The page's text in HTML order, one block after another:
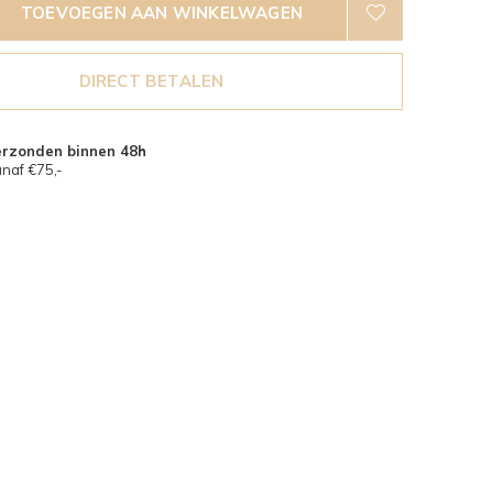
TOEVOEGEN AAN WINKELWAGEN
DIRECT BETALEN
binnen 48h
€75,-